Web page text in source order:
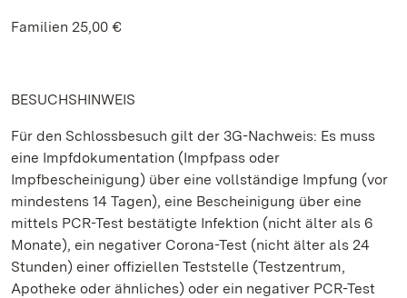
Familien 25,00 €
BESUCHSHINWEIS
Für den Schlossbesuch gilt der 3G-Nachweis: Es muss
eine Impfdokumentation (Impfpass oder
Impfbescheinigung) über eine vollständige Impfung (vor
mindestens 14 Tagen), eine Bescheinigung über eine
mittels PCR-Test bestätigte Infektion (nicht älter als 6
Monate), ein negativer Corona-Test (nicht älter als 24
Stunden) einer offiziellen Teststelle (Testzentrum,
Apotheke oder ähnliches) oder ein negativer PCR-Test